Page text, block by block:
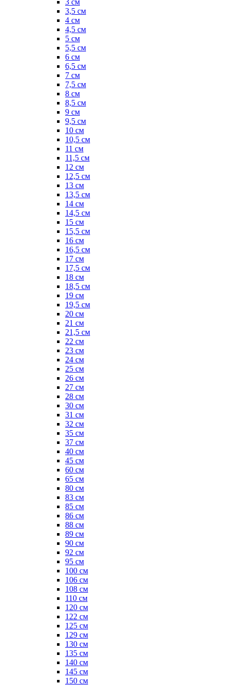
3 см
3,5 см
4 см
4,5 см
5 см
5,5 см
6 см
6,5 см
7 см
7,5 см
8 см
8,5 см
9 см
9,5 см
10 см
10,5 см
11 см
11,5 см
12 см
12,5 см
13 см
13,5 см
14 см
14,5 см
15 см
15,5 см
16 см
16,5 см
17 см
17,5 см
18 см
18,5 см
19 см
19,5 см
20 см
21 см
21,5 см
22 см
23 см
24 см
25 см
26 см
27 см
28 см
30 см
31 см
32 см
35 см
37 см
40 см
45 см
60 см
65 см
80 см
83 см
85 см
86 см
88 см
89 см
90 см
92 см
95 см
100 см
106 см
108 см
110 см
120 см
122 см
125 см
129 см
130 см
135 см
140 см
145 см
150 см